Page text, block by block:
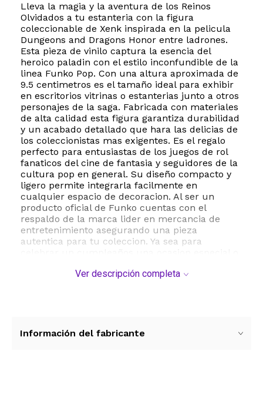
Lleva la magia y la aventura de los Reinos
Olvidados a tu estanteria con la figura
coleccionable de Xenk inspirada en la pelicula
Dungeons and Dragons Honor entre ladrones.
Esta pieza de vinilo captura la esencia del
heroico paladin con el estilo inconfundible de la
linea Funko Pop. Con una altura aproximada de
9.5 centimetros es el tamaño ideal para exhibir
en escritorios vitrinas o estanterias junto a otros
personajes de la saga. Fabricada con materiales
de alta calidad esta figura garantiza durabilidad
y un acabado detallado que hara las delicias de
los coleccionistas mas exigentes. Es el regalo
perfecto para entusiastas de los juegos de rol
fanaticos del cine de fantasia y seguidores de la
cultura pop en general. Su diseño compacto y
ligero permite integrarla facilmente en
cualquier espacio de decoracion. Al ser un
producto oficial de Funko cuentas con el
respaldo de la marca lider en mercancia de
entretenimiento asegurando una pieza
autentica para tu coleccion. Ya sea para
Calabozos y Dragones este modelo de Xenk
valentia en el universo de D and D. Las
Ver descripción completa
Información del fabricante